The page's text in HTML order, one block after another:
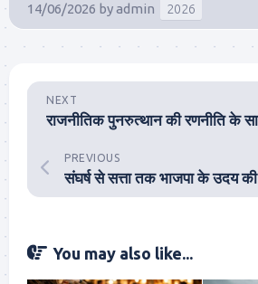
14/06/2026 byadmin 2026
NEXT
राजनीतिक पुनरुत्थान की रणनीति के
PREVIOUS
संघर्ष से सत्ता तक भाजपा के उदय
You may also like...